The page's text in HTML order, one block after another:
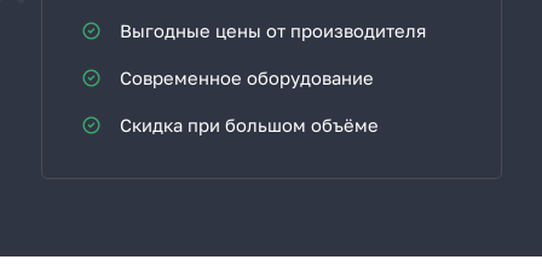
Выгодные цены от производителя
Современное оборудование
Скидка при большом объёме